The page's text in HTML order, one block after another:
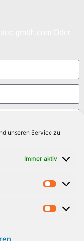
unseren Service zu
Immer aktiv
Angaben und Daten